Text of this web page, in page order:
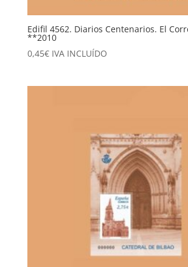
Edifil 4562. Diarios Centenarios. El
**2010
0,45€ IVA INCLUÍDO